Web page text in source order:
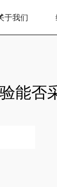
于我们
能否